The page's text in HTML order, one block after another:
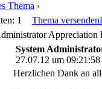
Thema ›
1
Thema versenden
System
27.07.12 um 09:21:58
Herzlichen Dank an